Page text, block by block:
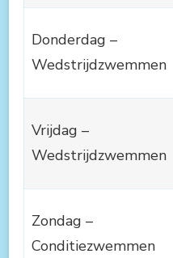
Donderdag –
Wedstrijdzwemmen
Vrijdag –
Wedstrijdzwemmen
Zondag –
Conditiezwemmen